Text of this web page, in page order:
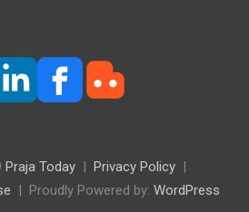
Praja Today
Privacy Policy
Proudly Powered by: WordPress